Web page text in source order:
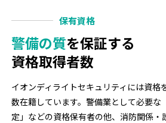
保有資格
警備の質を保証する
資格取得者数
イオンディライトセキュリティには資格
数在籍しています。警備業として必要な
定」などの資格保有者の他、消防関係・